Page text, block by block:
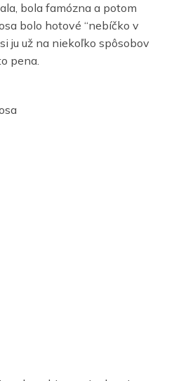
bola famózna a potom
bolo hotové “nebíčko v
ju už na niekoľko spôsobov
pena.